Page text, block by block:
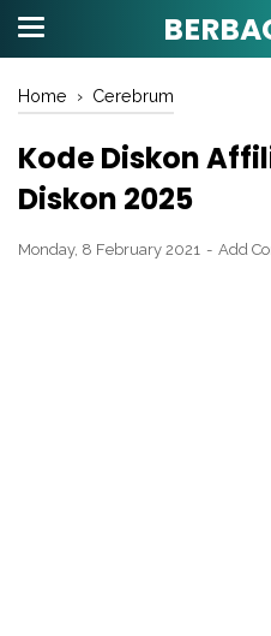
Home › Cerebrum
Kode Diskon
Diskon 2025
Monday, 8 February 2021 Add